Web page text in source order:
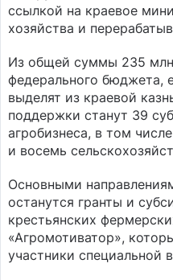
ссылкой на краевое
хозяйства и
Из общей суммы 235 млн
федерального бюджета,
выделят из краевой
поддержки станут 39
агробизнеса, в том
и восемь
Основными
останутся гранты и
крестьянских
«Агромотиватор»,
участники специальной